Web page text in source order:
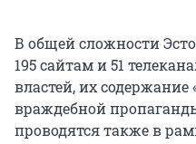
В общей сложности
195 сайтам и 51
властей, их содержание
враждебной
проводятся также в